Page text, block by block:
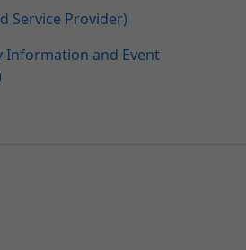
Service Provider)
Information and Event